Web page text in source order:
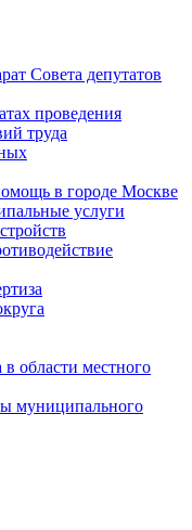
Совета депутатов
проведения
труда
в городе Москве
услуги
области местного
муниципального